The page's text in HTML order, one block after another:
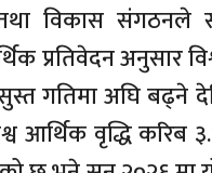
विकास संगठनले
प्रतिवेदन अनुसार
गतिमा अघि बढ्ने
आर्थिक वृद्धि करिब